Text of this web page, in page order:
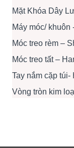
Mặt Khóa Dây
Máy móc/ khuôn
Móc treo rèm –
Móc treo tất –
Tay nắm cặp túi-
Vòng tròn kim